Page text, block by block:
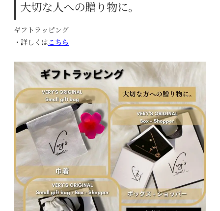
大切な人への贈り物に。
ギフトラッピング
・詳しくは こちら